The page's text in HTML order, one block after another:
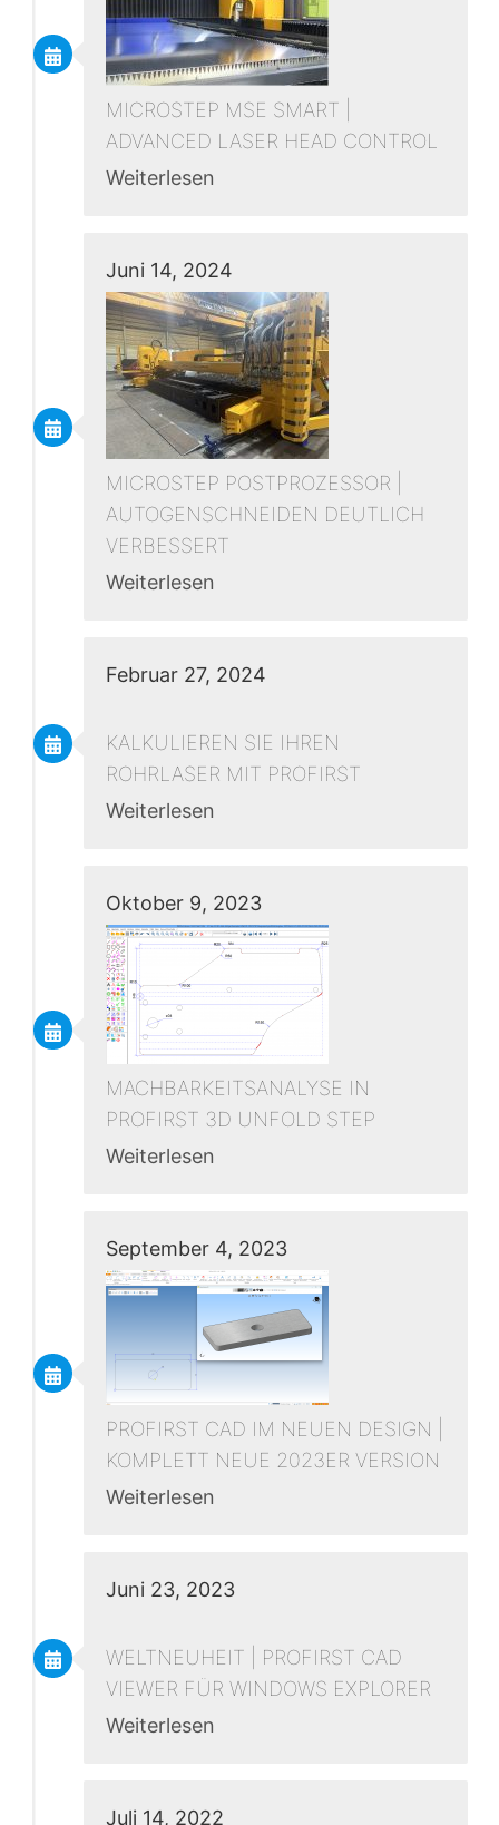
MICROSTEP MSE SMART |
ADVANCED LASER HEAD CONTROL
Weiterlesen
Juni 14, 2024
MICROSTEP POSTPROZESSOR |
AUTOGENSCHNEIDEN DEUTLICH
VERBESSERT
Weiterlesen
Februar 27, 2024
KALKULIEREN SIE IHREN
ROHRLASER MIT PROFIRST
Weiterlesen
Oktober 9, 2023
MACHBARKEITSANALYSE IN
PROFIRST 3D UNFOLD STEP
Weiterlesen
September 4, 2023
PROFIRST CAD IM NEUEN DESIGN |
KOMPLETT NEUE 2023ER VERSION
Weiterlesen
Juni 23, 2023
WELTNEUHEIT | PROFIRST CAD
VIEWER FÜR WINDOWS EXPLORER
Weiterlesen
Juli 14, 2022